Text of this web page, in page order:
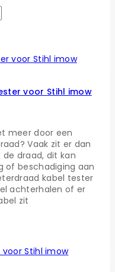
voor Stihl imow
meer door een
Vaak zit er dan
draad, dit kan
of beschadiging aan
kabel tester
achterhalen of er
zit